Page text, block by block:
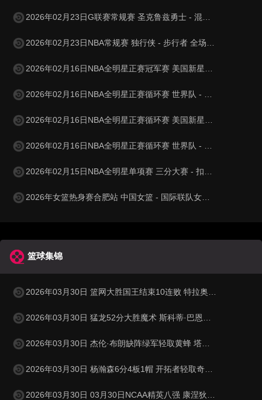
2026年02月23日G联赛常规赛 圣克鲁兹勇士 - 混音 全场录像
2026年02月23日NBA常规赛 独行侠 - 步行者 全场录像
2026年02月16日NBA全明星正赛冠军赛 美国新星队 - 美国星条队 全场录像
2026年02月16日NBA全明星正赛循环赛 世界队 - 美国星条队 全场录像
2026年02月16日NBA全明星正赛循环赛 美国新星队 - 美国星条队 全场录像
2026年02月16日NBA全明星正赛循环赛 世界队 - 美国新星队 全场录像
2026年02月15日NBA全明星单项赛 三分大赛 - 扣篮大赛 全场录像
2026年女篮热身赛合肥站 中国女篮 - 国际联队女篮 全场录像
篮球集锦
2026年03月30日 篮网大胜国王结束10连败 特拉奥雷17+6 德文·卡特20+8
2026年03月30日 猛龙52分大胜魔术 斯科蒂·巴恩斯28分钟23+15 班凯罗14中3
2026年03月30日 杰伦·布朗缺阵绿军轻取黄蜂 塔图姆32+5+8 普理查德28+6+6
2026年03月30日 杨瀚森6分4板1帽 开拓者轻取奇才 阿夫迪亚20+7+5 卡马拉23+7
2026年03月30日 03月30日NCAA精英八强 康涅狄格73 - 72杜克 全场集锦